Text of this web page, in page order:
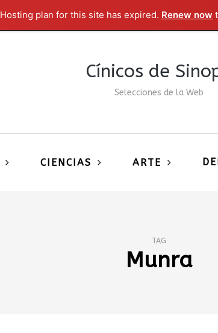
Hosting plan for this site has expired. Renew now
Cínicos de
Selecciones de la Web
CIENCIAS ARTE
TAG
Munra